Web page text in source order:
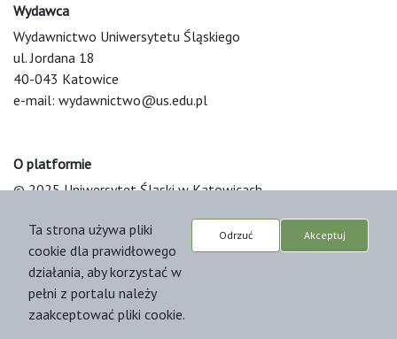
Wydawca
Wydawnictwo Uniwersytetu Śląskiego
ul. Jordana 18
40-043 Katowice
e-mail: wydawnictwo@us.edu.pl
O platformie
© 2025 Uniwersytet Śląski w Katowicach
Platform & Workflow by OJS/PKP
Ta strona używa pliki
cookie dla prawidłowego
działania, aby korzystać w
pełni z portalu należy
zaakceptować pliki cookie.
Odrzuć Akceptuj